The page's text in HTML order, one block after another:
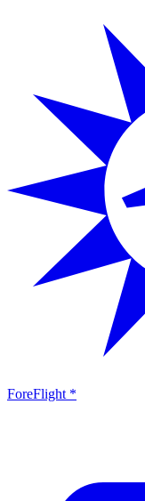
ForeFlight *